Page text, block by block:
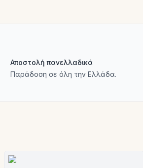
Αποστολή πανελλαδικά
Παράδοση σε όλη την Ελλάδα.